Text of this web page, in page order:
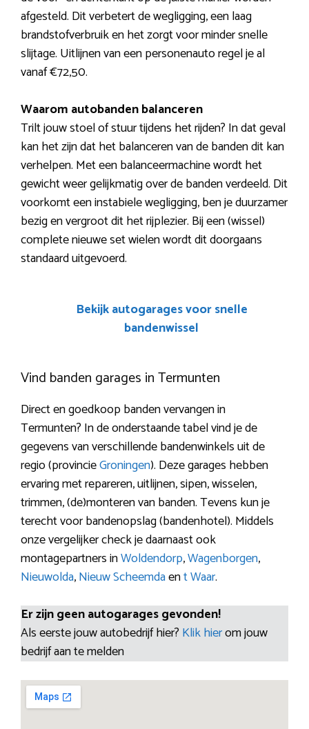
afgesteld. Dit verbetert de wegligging, een laag
brandstofverbruik en het zorgt voor minder snelle
slijtage. Uitlijnen van een personenauto regel je al
vanaf €72,50.
Waarom autobanden balanceren
Trilt jouw stoel of stuur tijdens het rijden? In dat geval
kan het zijn dat het balanceren van de banden dit kan
verhelpen. Met een balanceermachine wordt het
gewicht weer gelijkmatig over de banden verdeeld. Dit
voorkomt een instabiele wegligging, ben je duurzamer
bezig en vergroot dit het rijplezier. Bij een (wissel)
complete nieuwe set wielen wordt dit doorgaans
standaard uitgevoerd.
Bekijk autogarages voor snelle
bandenwissel
Vind banden garages in Termunten
Direct en goedkoop banden vervangen in
Termunten? In de onderstaande tabel vind je de
gegevens van verschillende bandenwinkels uit de
regio (provincieGroningen). Deze garages hebben
ervaring met repareren, uitlijnen, sipen, wisselen,
trimmen, (de)monteren van banden. Tevens kun je
terecht voor bandenopslag (bandenhotel). Middels
onze vergelijker check je daarnaast ook
montagepartners inWoldendorp,Wagenborgen,
Nieuwolda,Nieuw Scheemdaent Waar.
Er zijn geen autogarages gevonden!
Als eerste jouw autobedrijf hier? Klik hierom jouw
bedrijf aan te melden